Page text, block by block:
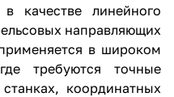
качестве линейного
направляющих
в широком
требуются точные
координатных